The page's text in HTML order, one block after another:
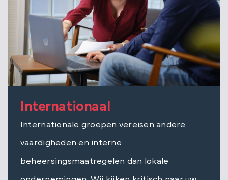
Internationaal
Internationale groepen vereisen andere
vaardigheden en interne
beheersingsmaatregelen dan lokale